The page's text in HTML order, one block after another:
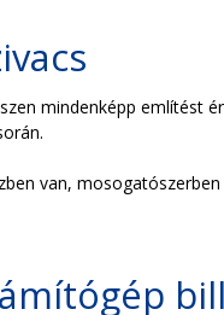
mindenképp
van,